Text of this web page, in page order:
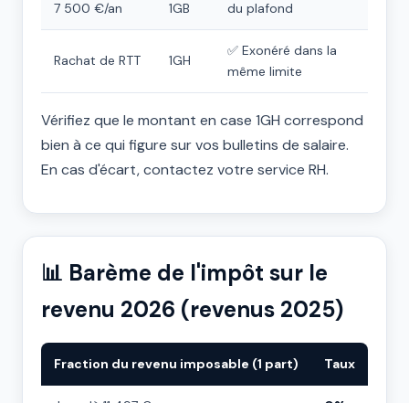
7 500 €/an
1GB
du plafond
Rachat de RTT 1GH
✅ Exonéré dans la
même limite
Vérifiez que le montant en case 1GH correspond
bien à ce qui figure sur vos bulletins de salaire.
En cas d'écart, contactez votre service RH.
📊 Barème de l'impôt sur le
revenu 2026 (revenus 2025)
Fraction du revenu imposable (1 part) Taux